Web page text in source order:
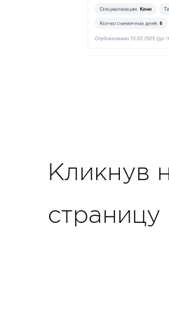
Кликнув
страницу